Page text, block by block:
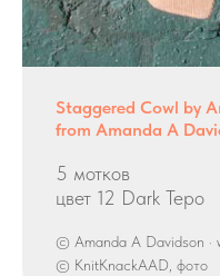
Staggered Cowl by
from Amanda A
5 мотков
цвет 12 Dark Tepo
© Amanda A Davidson ·
© KnitKnackAAD, фото